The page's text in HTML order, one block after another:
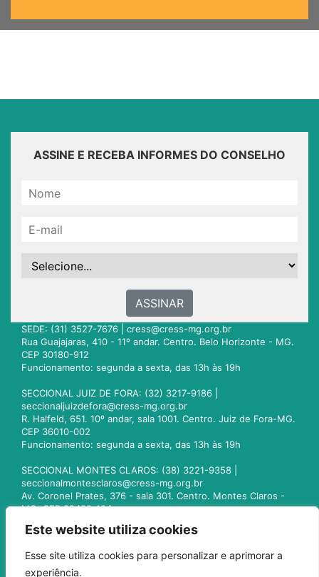
Este website utiliza cookies
Esse site utiliza cookies para personalizar e aprimorar a
experiência.
ASSINE E RECEBA INFORMES DO CONSELHO
ASSINAR
SEDE: (31) 3527-7676 | cress@cress-mg.org.br
Rua Guajajaras, 410 - 11º andar. Centro. Belo Horizonte - MG.
CEP 30180-912
Funcionamento: segunda a sexta, das 13h às 19h
SECCIONAL JUIZ DE FORA: (32) 3217-9186 |
seccionaljuizdefora@cress-mg.org.br
R. Halfeld, 651. 10º andar, sala 1001. Centro. Juiz de Fora-MG.
CEP 36010-002
Funcionamento: segunda a sexta, das 13h às 19h
SECCIONAL MONTES CLAROS: (38) 3221-9358 |
seccionalmontesclaros@cress-mg.org.br
Av. Coronel Prates, 376 - sala 301. Centro. Montes Claros -
MG. CEP 39400-104
seccionaluberlandia@cress-mg.org.br
Av. Afonso Pena, 547 - sala 101. Uberlândia - MG. CEP